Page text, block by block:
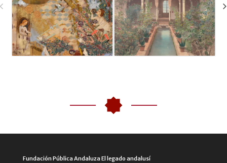
Fundación Pública Andaluza El legado andalusí